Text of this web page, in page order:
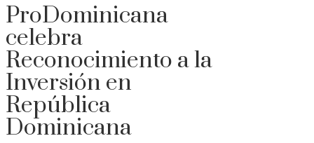
ProDominicana
celebra
Reconocimiento a la
Inversión en
República
Dominicana